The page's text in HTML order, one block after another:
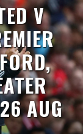
V
AUG